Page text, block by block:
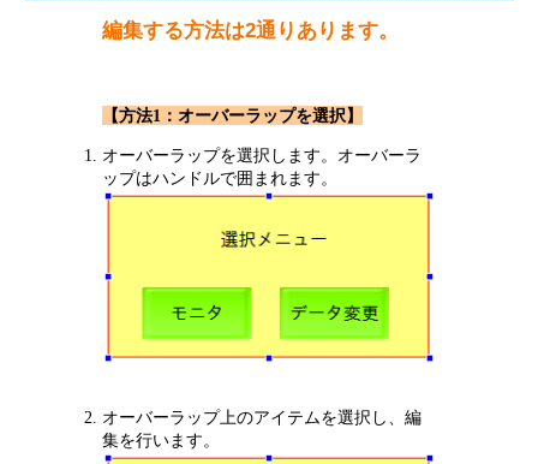
編集する方法は2通りあります。
【方法1：オーバーラップを選択】
オーバーラップを選択します。オーバーラ
ップはハンドルで囲まれます。
オーバーラップ上のアイテムを選択し、編
集を行います。